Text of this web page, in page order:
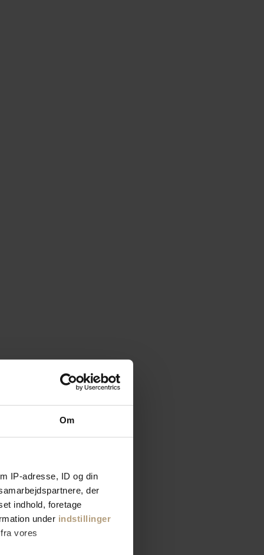
Om
IP-adresse, ID og din
der
indhold, foretage
under indstillinger
vores